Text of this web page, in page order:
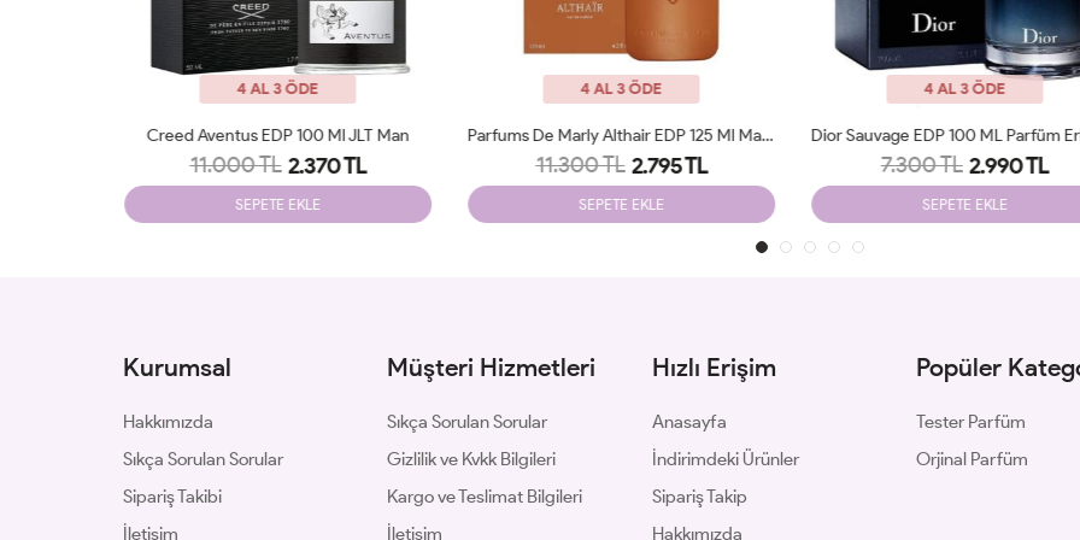
4 AL 3 ÖDE
11.300 TL 2.795 TL
SEPETE EKLE
4 AL 3 ÖDE
7.300 TL 2.990 TL
SEPETE EKLE
4 AL 3 ÖDE
Gucci Intense Oud Edp 90 Ml
6.390 TL 2.350 TL
SEPETE EKLE
Kurumsal
Hakkımızda
Sıkça Sorulan Sorular
Sipariş Takibi
İletişim
Müşteri Hizmetleri
Sıkça Sorulan Sorular
Gizlilik ve Kvkk Bilgileri
Kargo ve Teslimat Bilgileri
İletişim
Hızlı Erişim
Anasayfa
İndirimdeki Ürünler
Sipariş Takip
Hakkımızda
Popüler
Tester Parfüm
Orjinal Parfüm